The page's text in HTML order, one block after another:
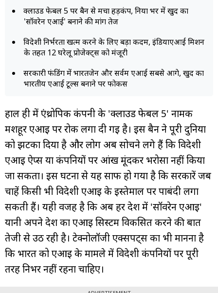
क्लाउड फेबल 5 पर बैन से मचा हड़कंप, दुनिया भर में खुद का
'सॉवरेन एआई' बनाने की मांग तेज
विदेशी निर्भरता खत्म करने के लिए बड़ा कदम, इंडियाएआई मिशन
के तहत 12 घरेलू प्रोजेक्ट्स को मंजूरी
सरकारी फंडिंग में भारतजेन और सर्वम एआई सबसे आगे, खुद का
भारतीय एआई टूल्स बनाने पर फोकस
हाल ही में एंथ्रोपिक कंपनी के 'क्लाउड फेबल 5' नामक
मशहूर एआई पर रोक लगा दी गई है। इस बैन ने पूरी दुनिया
को झटका दिया है और लोग अब सोचने लगे हैं कि विदेशी
एआई ऐप्स या कंपनियों पर आंख मूंदकर भरोसा नहीं किया
जा सकता। इस घटना से यह साफ हो गया है कि सरकारें जब
चाहें किसी भी विदेशी एआई के इस्तेमाल पर पाबंदी लगा
सकती हैं। यही वजह है कि अब हर देश में 'सॉवरेन एआई'
यानी अपने देश का एआई सिस्टम विकसित करने की बात
तेजी से उठ रही है। टेक्नोलॉजी एक्सपर्ट्स का भी मानना है
कि भारत को एआई के मामले में विदेशी कंपनियों पर पूरी
तरह निर्भर नहीं रहना चाहिए।